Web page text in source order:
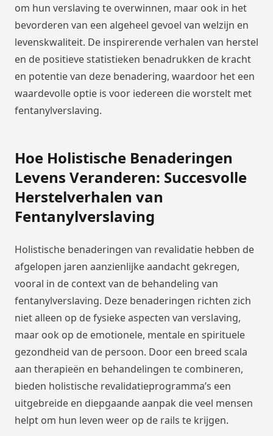
om hun verslaving te overwinnen, maar ook in het
bevorderen van een algeheel gevoel van welzijn en
levenskwaliteit. De inspirerende verhalen van herstel
en de positieve statistieken benadrukken de kracht
en potentie van deze benadering, waardoor het een
waardevolle optie is voor iedereen die worstelt met
fentanylverslaving.
Hoe Holistische Benaderingen
Levens Veranderen: Succesvolle
Herstelverhalen van
Fentanylverslaving
Holistische benaderingen van revalidatie hebben de
afgelopen jaren aanzienlijke aandacht gekregen,
vooral in de context van de behandeling van
fentanylverslaving. Deze benaderingen richten zich
niet alleen op de fysieke aspecten van verslaving,
maar ook op de emotionele, mentale en spirituele
gezondheid van de persoon. Door een breed scala
aan therapieën en behandelingen te combineren,
bieden holistische revalidatieprogramma’s een
uitgebreide en diepgaande aanpak die veel mensen
helpt om hun leven weer op de rails te krijgen.